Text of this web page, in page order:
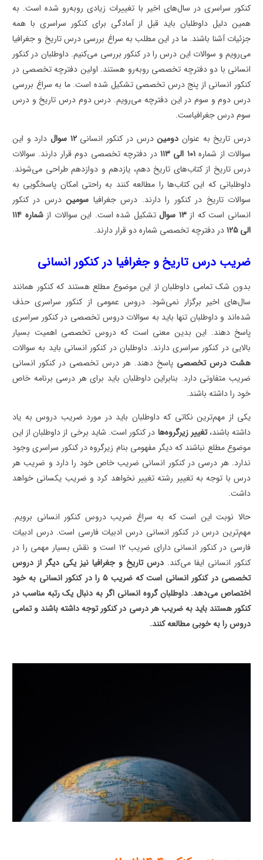
کنکور سراسری در سال‌های اخیر با تغییرات زیادی روبه‌رو شده است. به
همین دلیل داوطلبان باید قبل از آمادگی برای کنکور سراسری با همه
جزئیات آشنا باشند. ما در این مطلب به سراغ بررسی درس تاریخ و جغرافیا
می‌رویم و سوالات این درس را در کنکور بررسی می‌کنیم. داوطلبان در کنکور
انسانی با دو دفترچه تخصصی روبه‌رو هستند. اولین دفترچه تخصصی در
کنکور انسانی از پنج درس تخصصی تشکیل شده است. ما به سراغ بررسی
درس دوم و سوم در این دفترچه می‌رویم. درس دوم درس تاریخ و درس
سوم درس جغرافیاست.
درس تاریخ به عنوان دومیندرس در کنکور انسانی۱۲ سوال
دارد و این
سوالات از شماره۱۰۱ الی ۱۱۳
در دفترچه تخصصی دوم قرار دارند. سوالات
درس تاریخ از کتاب‌های تاریخ دهم، یازدهم و دوازدهم طراحی می‌شوند.
داوطلبانی که این کتاب‌ها را مطالعه کنند به راحتی امکان پاسخگویی به
سوالات تاریخ در کنکور را دارند. درس جغرافیا سومیندرس در کنکور
انسانی است که از۱۳ سوال تشکیل شده است. این سوالات از
شماره ۱۱۴
الی ۱۲۵
در دفترچه تخصصی شماره دو قرار دارند.
ضریب درس تاریخ و جغرافیا در کنکور انسانی
بدون شک تمامی داوطلبان از این موضوع مطلع هستند که کنکور همانند
سال‌های اخیر برگزار نمی‌شود. دروس عمومی از کنکور سراسری حذف
شده‌اند و داوطلبان تنها باید به سوالات دروس تخصصی در کنکور سراسری
پاسخ دهند. این بدین معنی است که دروس تخصصی اهمیت بسیار
بالایی در کنکور سراسری دارند. داوطلبان در کنکور انسانی باید به سوالات
هشت درس تخصصی پاسخ دهند. هر درس تخصصی در کنکور انسانی
ضریب متفاوتی دارد. بنابراین داوطلبان باید برای هر درسی برنامه خاص
خود را داشته باشند.
یکی از مهم‌ترین نکاتی که داوطلبان باید در مورد ضریب دروس به یاد
داشته باشند،تغییر زیرگروه‌ها در کنکور است. شاید برخی از داوطلبان از این
موضوع مطلع نباشند که دیگر مفهومی بنام زیرگروه در کنکور سراسری وجود
ندارد. هر درسی در کنکور انسانی ضریب خاص خود را دارد و ضریب هر
درس با توجه به تغییر رشته تغییر نخواهد کرد و ضریب یکسانی خواهد
داشت.
حالا نوبت این است که به سراغ ضریب دروس کنکور انسانی برویم.
مهم‌ترین درس در کنکور انسانی درس ادبیات فارسی است. درس ادبیات
فارسی در کنکور انسانی دارای ضریب ۱۲ است و نقش بسیار مهمی را در
کنکور انسانی ایفا می‌کند. درس تاریخ و جغرافیا نیز یکی دیگر از دروس
تخصصی در کنکور انسانی است که ضریب ۵ را در کنکور انسانی به خود
اختصاص می‌دهد. داوطلبان گروه انسانی اگر به دنبال یک رتبه مناسب در
کنکور هستند باید به ضریب هر درسی در کنکور توجه داشته باشند و تمامی
دروس را به خوبی مطالعه کنند.